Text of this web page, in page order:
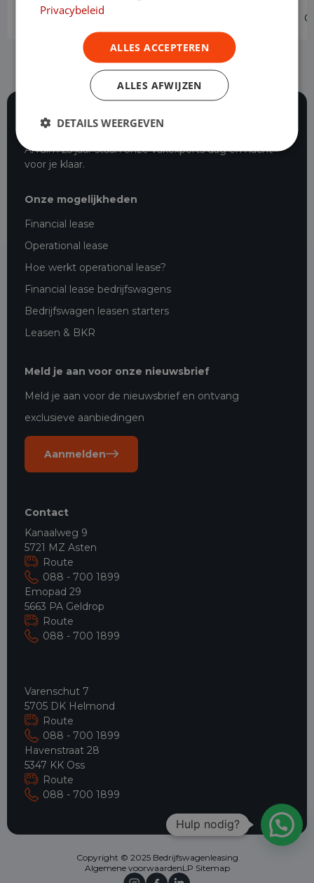
Operational lease
Al ruim 25 jaar staan onze vakexperts dag en nacht
voor je klaar.
Onze mogelijkheden
Financial lease
Operational lease
Hoe werkt operational lease?
Financial lease bedrijfswagens
Bedrijfswagen leasen starters
Leasen & BKR
Meld je aan voor onze nieuwsbrief
Meld je aan voor de nieuwsbrief en ontvang
exclusieve aanbiedingen
Aanmelden
Contact
Kanaalweg 9
5721 MZ Asten
Route
088 - 700 1899
Emopad 29
5663 PA Geldrop
Route
088 - 700 1899
Varenschut 7
5705 DK Helmond
Route
088 - 700 1899
Havenstraat 28
5347 KK Oss
Route
088 - 700 1899
Copyright © 2025 Bedrijfswagenleasing
Algemene voorwaardenLP Sitemap
Hulp nodig?
Privacybeleid
ALLES ACCEPTEREN
ALLES AFWIJZEN
DETAILS WEERGEVEN